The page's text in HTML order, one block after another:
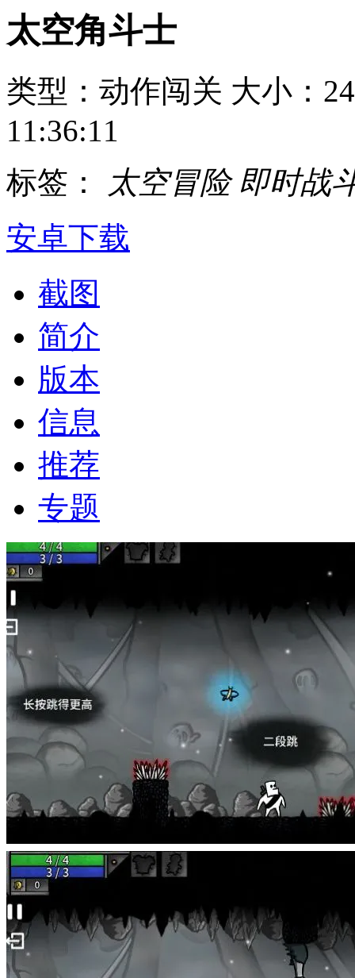
太空角斗士
类型：动作闯关 大小：
11:36:11
标签：
太空冒险 即时战
安卓下载
截图
简介
版本
信息
推荐
专题